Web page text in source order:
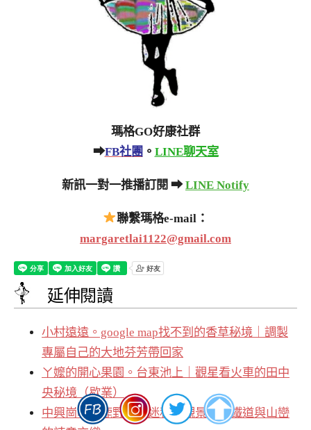
瑪格GO好康社群
➡FB社團 。 LINE聊天室
新訊一對一推播訂閱 ➡LINE Notify
聯繫瑪格e-mail：
margaretlai1122@gmail.com
延伸閱讀
小村遠遠。google map找不到的香草秘境｜調製
專屬自己的大地芬芳帶回家
ㄚ嬤的開心果園。台東池上｜觀星看火車的田中
央秘境（歇業）
中興崗哨。鹿野鐵道迷私房觀景台｜鐵道與山巒